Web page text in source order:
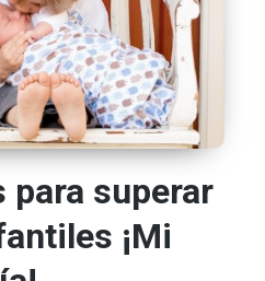
para superar
¡Mi